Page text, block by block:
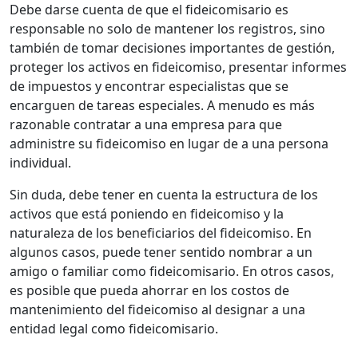
Debe darse cuenta de que el fideicomisario es
responsable no solo de mantener los registros, sino
también de tomar decisiones importantes de gestión,
proteger los activos en fideicomiso, presentar informes
de impuestos y encontrar especialistas que se
encarguen de tareas especiales. A menudo es más
razonable contratar a una empresa para que
administre su fideicomiso en lugar de a una persona
individual.
Sin duda, debe tener en cuenta la estructura de los
activos que está poniendo en fideicomiso y la
naturaleza de los beneficiarios del fideicomiso. En
algunos casos, puede tener sentido nombrar a un
amigo o familiar como fideicomisario. En otros casos,
es posible que pueda ahorrar en los costos de
mantenimiento del fideicomiso al designar a una
entidad legal como fideicomisario.